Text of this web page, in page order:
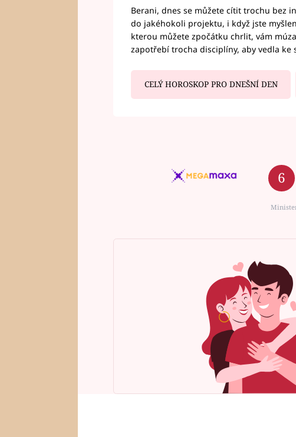
Berani, dnes se můžete cítit trochu bez
do jakéhokoli projektu, i když jste
kterou můžete zpočátku chrlit, vám
zapotřebí trocha disciplíny, aby vedla ke
CELÝ HOROSKOP PRO DNEŠNÍ DEN
6